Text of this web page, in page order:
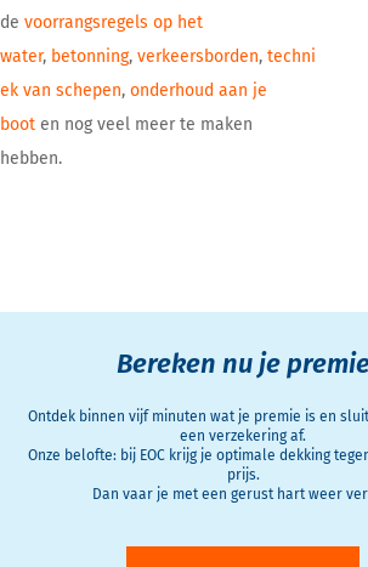
de voorrangsregels op het
water, betonning, verkeersborden, techni
ek van schepen, onderhoud aan je
boot en nog veel meer te maken
hebben.
Bereken nu je
Ontdek binnen vijf minuten wat je premie is en
een verzekering af.
Onze belofte: bij EOC krijg je optimale dekking
prijs.
Dan vaar je met een gerust hart weer